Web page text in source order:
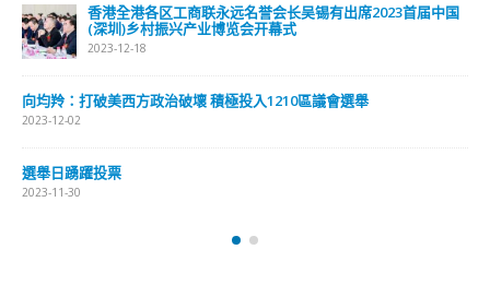
香港全港各区工商联永远名誉会长吴锡有出席2023首届中国
(深圳)乡村振兴产业博览会开幕式
2023-12-18
向均羚：打破美西方政治破壞 積極投入1210區議會選舉
2023-12-02
選舉日踴躍投票
2023-11-30